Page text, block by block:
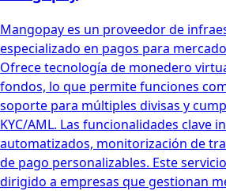
Mangopay es un proveedor de
especializado en pagos para
Ofrece tecnología de monedero
fondos, lo que permite funciones
soporte para múltiples divisas y
KYC/AML. Las funcionalidades clave
automatizados, monitorización de
de pago personalizables. Este
dirigido a empresas que gestionan